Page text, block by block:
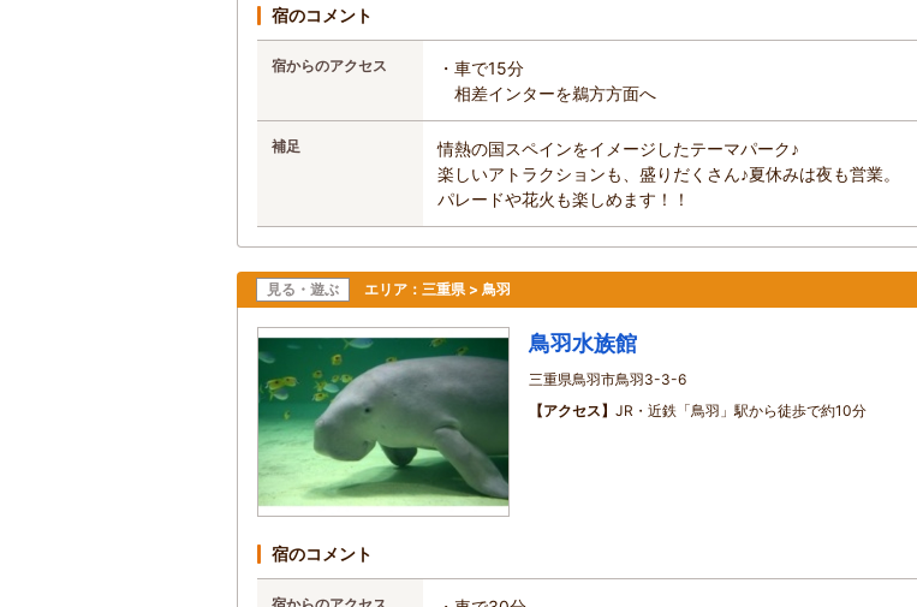
宿のコメント
宿からのアクセス
・車で15分
相差インターを鵜方方面へ
補足
情熱の国スペインをイメージしたテーマパーク♪
楽しいアトラクションも、盛りだくさん♪夏休みは夜も営業。
パレードや花火も楽しめます！！
見る・遊ぶ エリア： 三重県 > 鳥羽
鳥羽水族館
三重県鳥羽市鳥羽3-3-6
【アクセス】 JR・近鉄「鳥羽」駅から徒歩で約10分
宿のコメント